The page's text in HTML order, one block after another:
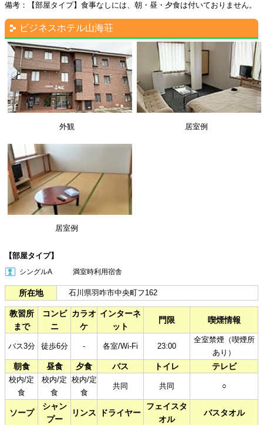
備考：【部屋タイプ】食事なしには、朝・昼・夕食は付いておりません。
ビジネスホテル山海荘
外観 居室例
居室例
【部屋タイプ】
シングルA
満室時利用宿舎​
所在地 石川県羽咋市中央町フ162
教習所
まで
コンビ
ニ
カラオ
ケ
インターネ
ット
門限 喫煙情報
バス3分 徒歩6分 - 各室/Wi-Fi 23:00
全室禁煙（喫煙所
あり）
朝食 昼食 夕食 バス トイレ テレビ
校内/定
食
校内/定
食
校内/定
食
共同 共同 ○
ソープ
シャン
プー
リンス ドライヤー
フェイスタ
オル
バスタオル